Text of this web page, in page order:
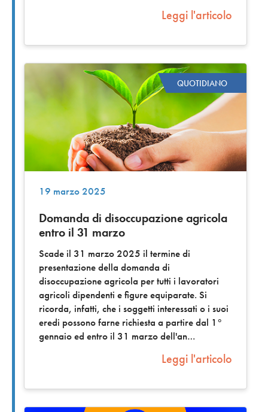
Leggi l'articolo
QUOTIDIANO
19 marzo 2025
Domanda di disoccupazione agricola
entro il 31 marzo
Scade il 31 marzo 2025 il termine di
presentazione della domanda di
disoccupazione agricola per tutti i lavoratori
agricoli dipendenti e figure equiparate. Si
ricorda, infatti, che i soggetti interessati o i suoi
eredi possono farne richiesta a partire dal 1°
gennaio ed entro il 31 marzo dell'an
Leggi l'articolo